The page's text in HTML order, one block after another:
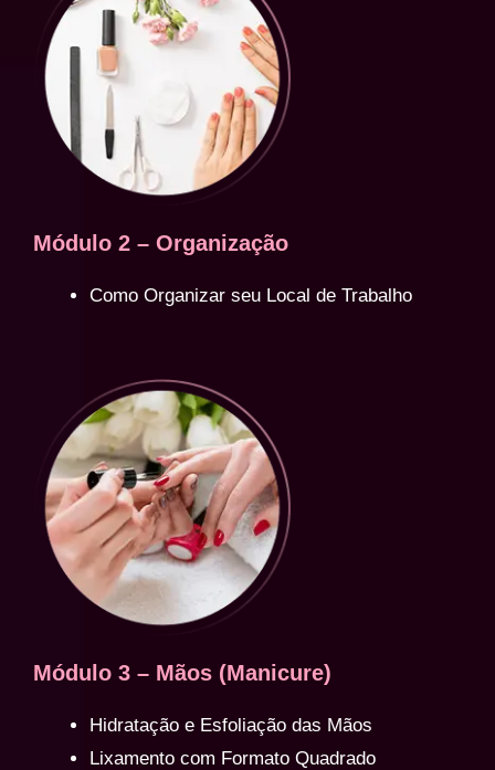
Módulo 2 – Organização
Como Organizar seu Local de Trabalho
Módulo 3 – Mãos (Manicure)
Hidratação e Esfoliação das Mãos
Lixamento com Formato Quadrado